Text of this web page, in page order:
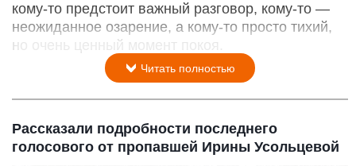
кому‑то предстоит важный разговор, кому‑то —
неожиданное озарение, а кому‑то просто тихий,
но очень ценный момент покоя.
Читать полностью
Рассказали подробности последнего
голосового от пропавшей Ирины Усольцевой